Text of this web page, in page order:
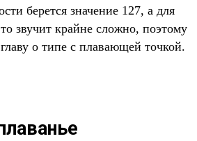
берет­ся зна­чение 127, а для
зву­чит край­не слож­но, поэто­му
о типе с пла­вающей точ­кой.